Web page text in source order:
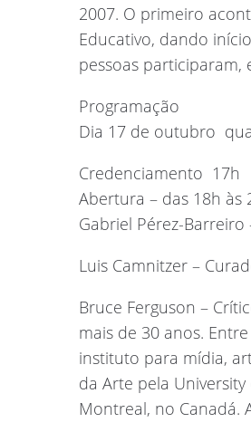
2007. O primeiro
Educativo, dando
pessoas participaram,
Programação
Dia 17 de outubro 
Credenciamento  17h
Abertura – das 18h às
Gabriel Pérez-
Luis Camnitzer –
Bruce Ferguson –
mais de 30 anos.
instituto para mídia,
da Arte pela
Montreal, no Canadá.